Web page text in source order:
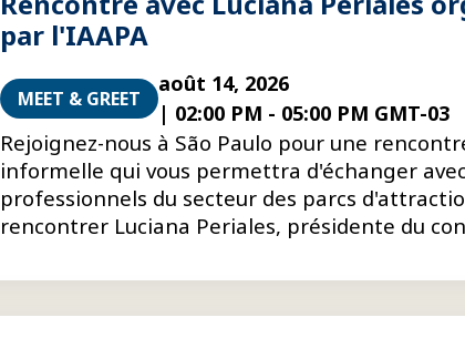
par l'IAAPA
MEET & GREET
août 14, 2026
| 02:00 PM - 05:00 PM GMT-03
Rejoignez-nous à São Paulo pour une
informelle qui vous permettra d'échanger
professionnels du secteur des parcs
rencontrer Luciana Periales, présidente du